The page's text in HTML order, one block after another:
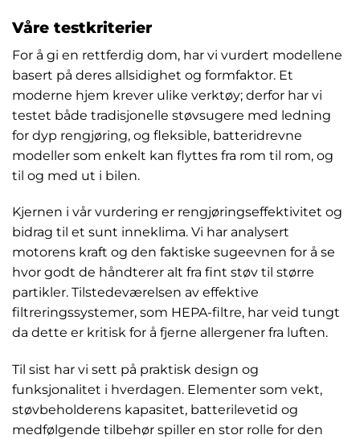
Våre testkriterier
For å gi en rettferdig dom, har vi vurdert modellene
basert på deres allsidighet og formfaktor. Et
moderne hjem krever ulike verktøy; derfor har vi
testet både tradisjonelle støvsugere med ledning
for dyp rengjøring, og fleksible, batteridrevne
modeller som enkelt kan flyttes fra rom til rom, og
til og med ut i bilen.
Kjernen i vår vurdering er rengjøringseffektivitet og
bidrag til et sunt inneklima. Vi har analysert
motorens kraft og den faktiske sugeevnen for å se
hvor godt de håndterer alt fra fint støv til større
partikler. Tilstedeværelsen av effektive
filtreringssystemer, som HEPA-filtre, har veid tungt
da dette er kritisk for å fjerne allergener fra luften.
Til sist har vi sett på praktisk design og
funksjonalitet i hverdagen. Elementer som vekt,
støvbeholderens kapasitet, batterilevetid og
medfølgende tilbehør spiller en stor rolle for den